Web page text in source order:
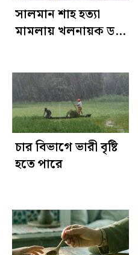
সালমান শাহ হত্যা
মামলায় খলনায়ক ডন
চার বিভাগে ভারী বৃষ্টি
হতে পারে